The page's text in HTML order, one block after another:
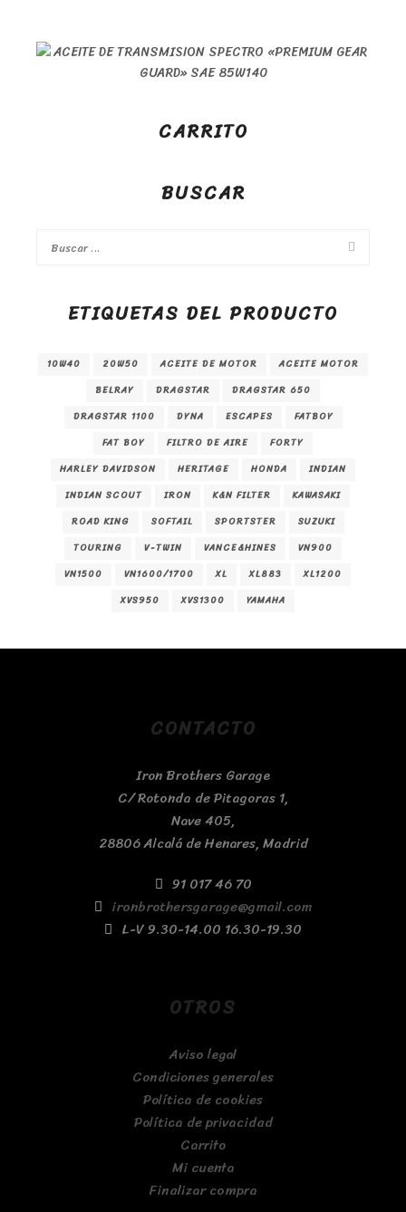
CARRITO
BUSCAR
ETIQUETAS DEL PRODUCTO
10W40 20W50 ACEITE DE MOTOR
ACEITE MOTOR
BELRAY
DRAGSTAR
DRAGSTAR 650
DRAGSTAR 1100
DYNA ESCAPES
FATBOY
FAT BOY
FILTRO DE AIRE
FORTY
HARLEY DAVIDSON
HERITAGE HONDA
INDIAN
INDIAN SCOUT
IRON K&N FILTER
KAWASAKI
ROAD KING
SOFTAIL SPORTSTER
SUZUKI
TOURING
V-TWIN VANCE&HINES
VN900
VN1500
VN1600/1700 XL XL883
XL1200
XVS950
XVS1300 YAMAHA
CONTACTO
Iron Brothers Garage
C/ Rotonda de Pitagoras 1,
Nave 405,
28806 Alcalá de Henares, Madrid
91 017 46 70
ironbrothersgarage@gmail.com
L-V 9.30-14.00 16.30-19.30
OTROS
Aviso legal
Condiciones generales
Política de cookies
Política de privacidad
Carrito
Mi cuenta
Finalizar compra